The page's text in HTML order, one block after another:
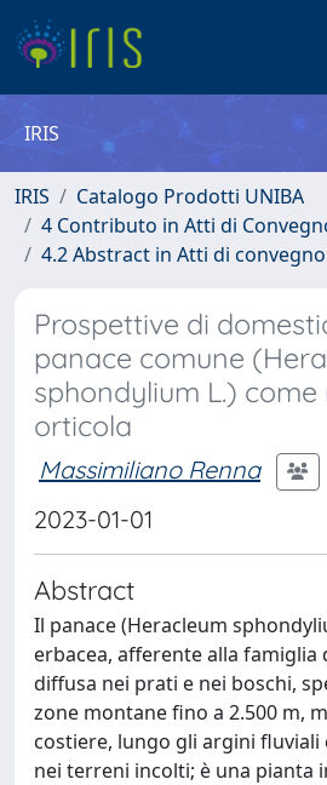
IRIS
IRIS
Catalogo Prodotti UNIBA
4 Contributo in Atti di
4.2 Abstract in Atti di convegno
Prospettive di
panace comune
sphondylium L.)
orticola
Massimiliano Renna
2023-01-01
Abstract
Il panace (Heracleum
erbacea, afferente alla famiglia
diffusa nei prati e nei boschi,
zone montane fino a 2.500 m,
costiere, lungo gli argini fluviali
nei terreni incolti; è una pianta